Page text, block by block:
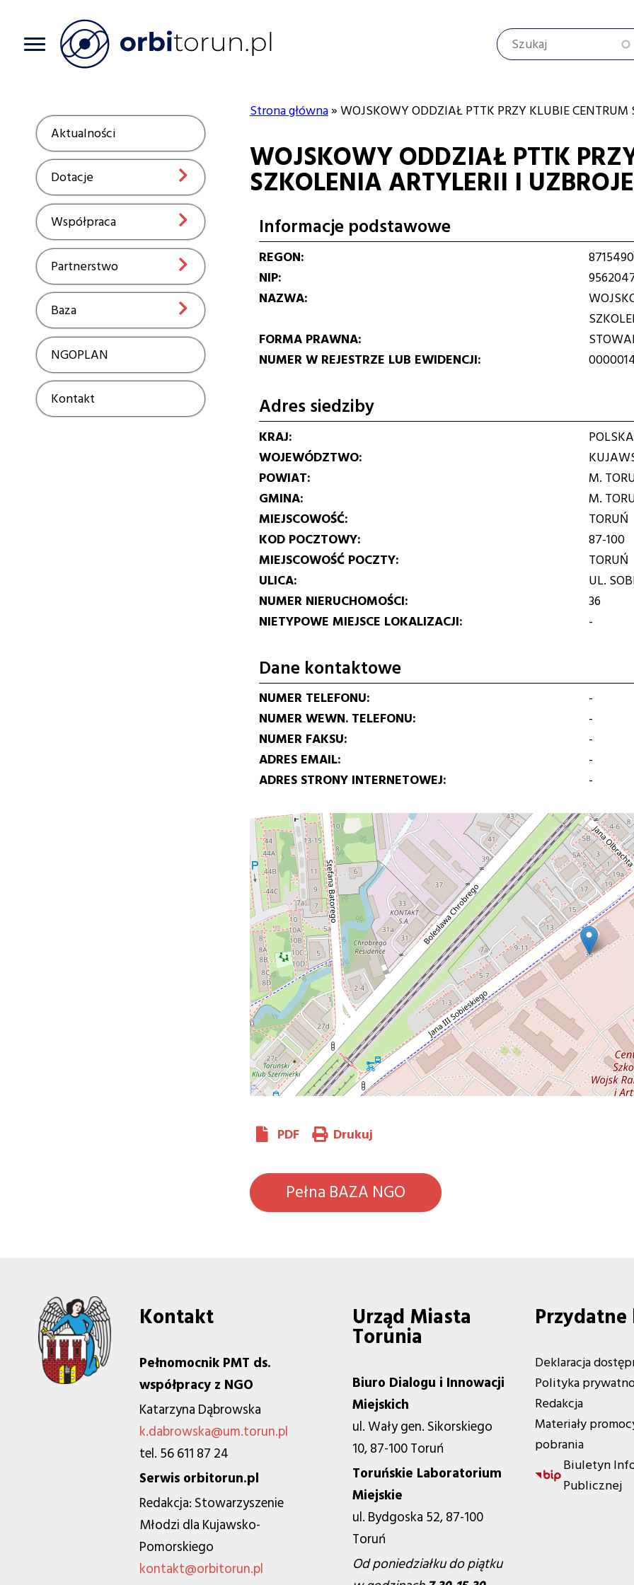
Szukaj
Aktualności Show
Dotacje Show
Współpraca Show
Partnerstwo Show
Baza Show
NGOPLAN Show
Kontakt Show
nawigacyjna
Strona główna WOJSKOWY ODDZIAŁ PTTK PRZY KLUBIE
WOJSKOWY ODDZIAŁ PTTK
SZKOLENIA ARTYLERII I
Informacje podstawowe
REGON
NIP
NAZWA
FORMA PRAWNA
NUMER W REJESTRZE LUB EWIDENCJI
Adres siedziby
KRAJ
POLSKA
WOJEWÓDZTWO
POWIAT
M.
GMINA
M.
MIEJSCOWOŚĆ
TORUŃ
KOD POCZTOWY
87-100
MIEJSCOWOŚĆ POCZTY
TORUŃ
ULICA
UL.
NUMER NIERUCHOMOŚCI
36
NIETYPOWE MIEJSCE LOKALIZACJI
-
Dane kontaktowe
NUMER TELEFONU
-
NUMER WEWN. TELEFONU
-
NUMER FAKSU
-
ADRES EMAIL
-
ADRES STRONY INTERNETOWEJ
-
PDF Drukuj
Pełna BAZA NGO
Kontakt
Pełnomocnik PMT ds.
współpracy z NGO
Katarzyna Dąbrowska
k.dabrowska@um.torun.pl
tel. 56 611 87 24
Serwis orbitorun.pl
Redakcja: Stowarzyszenie
Młodzi dla Kujawsko-
Pomorskiego
kontakt@orbitorun.pl
Urząd Miasta
Torunia
Biuro Dialogu i Innowacji
Miejskich
ul. Wały gen. Sikorskiego
10, 87-100 Toruń
Toruńskie Laboratorium
Miejskie
ul. Bydgoska 52, 87-100
Toruń
Od poniedziałku do piątku
Deklaracja
Polityka
Redakcja
Materiały
pobrania
Biuletyn
Publicznej